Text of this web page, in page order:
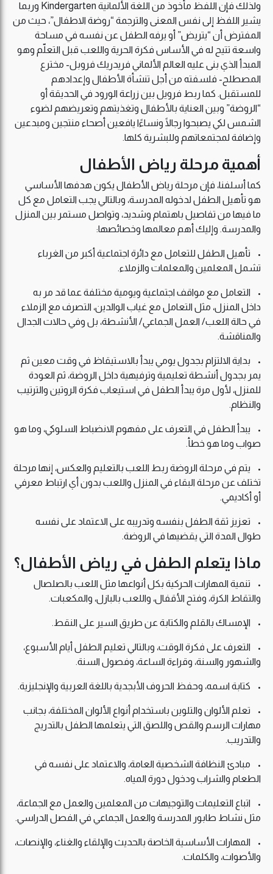
ولذلك فإن اللفظ مأخوذ من اللغة الألمانية Kindergarten وربما
يشير اللفظ إلى نفس المعنى والترجمة “روضة الاطفال”، حيث من
المفترض أن “يتريض” أو يرفه الطفل عن نفسه في مساحة
واسعة تتيح له في الأساس فكرة الحرية واللعب قبل التعلّم وهو
المبدأ الذي بنى عليه العالم الألماني فريدريك فروبل- مخترع
المصطلح- فلسفته من أجل تنشأة الأطفال وإعدادهم
للمستقبل. كما ربط فرويل بين زراعة الورود في الحديقة أو
“الروضة” وبين العناية بالأطفال وتغذيتهم وتعريضهم لضوء
الشمس لكي يصبحوا رجالًا ونساءًا يافعين أصحاء منتجين ومبدعين
وإضافة لمجتمعاتهم وللبشرية كلها.
أهمية مرحلة رياض الأطفال
كما أسلفنا، فإن مرحلة رياض الأطفال يكون هدفها الأساسي
هو تأهيل الطفل لدخوله المدرسة، وبالتالي يجب التعامل مع كل
ما فيها من تفاصيل باهتمام وشديد، وتواصل مستمر بين المنزل
والمدرسة. وإليك أهم معالمها وخصائصها:
• تأهيل الطفل للتعامل مع دائرة اجتماعية أكبر من الغرباء
تشمل المعلمين والمعلمات والزملاء.
• التعامل مع مواقف اجتماعية ويومية مختلفة عما قد مر به
داخل المنزل، مثل التعامل مع غياب الوالدين، التصرف مع الزملاء
في حالة اللعب/ العمل الجماعي/ الأنشطة، بل وفي حالات الجدال
والمناقشة.
• بداية الالتزام بجدول يومي يبدأ بالاستيقاظ في وقت معين ثم
يمر بجدول أنشطة تعليمية وترفيهية داخل الروضة، ثم العودة
للمنزل، لأول مرة يبدأ الطفل في استيعاب فكرة الروتين والترتيب
والنظام.
• يبدأ الطفل في التعرف على مفهوم الانضباط السلوكي، وما هو
صواب وما هو خطأ.
• يتم في مرحلة الروضة ربط اللعب بالتعليم والعكس، إنها مرحلة
تختلف عن مرحلة البقاء في المنزل واللعب بدون أي ارتباط معرفي
أو أكاديمي.
• تعزيز ثقة الطفل بنفسه وتدريبه على الاعتماد على نفسه
طوال المدة التي يقضيها في الروضة.
ماذا يتعلم الطفل في رياض الأطفال؟
• تنمية المهارات الحركية بكل أنواعها مثل اللعب بالصلصال
والتقاط الكرة، وفتح الأقفال، واللعب بالبازل، والمكعبات.
• الإمساك بالقلم والكتابة عن طريق السير على النقط.
• التعرف على فكرة الوقت، وبالتالي تعليم الطفل أيام الأسبوع،
والشهور والسنة، وقراءة الساعة، وفصول السنة.
• كتابة اسمه، وحفظ الحروف الأبجدية باللغة العربية والإنجليزية.
• تعلم الألوان والتلوين باستخدام أنواع الألوان المختلفة، بجانب
مهارات الرسم والقص واللصق التي يتعلمها الطفل بالتدريج
والتدريب.
• مبادئ النظافة الشخصية العامة، والاعتماد على نفسه في
الطعام والشراب ودخول دورة المياه.
• اتباع التعليمات والتوجيهات من المعلمين والعمل مع الجماعة،
مثل نشاط طابور المدرسة والعمل الجماعي في الفصل الدراسي.
• المهارات الأساسية الخاصة بالحديث والإلقاء والغناء، والإنصات،
والأصوات، والكلمات.